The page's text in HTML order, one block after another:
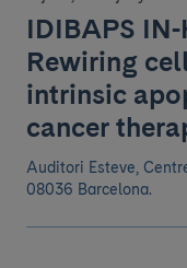
IDIBAPS IN-
Rewiring
intrinsic
cancer
Auditori Esteve,
08036 Barcelona.